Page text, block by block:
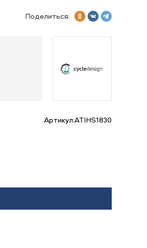
Поделиться:
Артикул:ATIHS1830